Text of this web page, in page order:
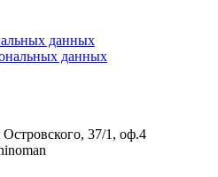
данных
данных
37/1, оф.4